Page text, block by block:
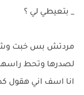
_ بتعيطي لي ؟
مردتش بس خبت
لصدرها وتحط
انا اسف اني هقول